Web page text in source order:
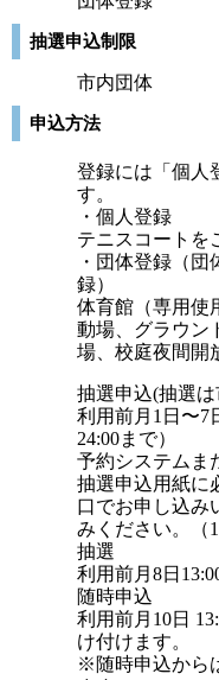
抽選申込制限
市内団体
申込方法
登録には「個人
す。
・個人登録
テニスコートを
・団体登録（
録）
体育館（専用使
動場、グラウン
場、校庭夜間開
抽選申込(抽選
利用前月1日〜7
24:00まで）
予約システムま
抽選申込用紙に
口でお申し込み
みください。（
抽選
利用前月8日
随時申込
利用前月10日
け付けます。
※随時申込から